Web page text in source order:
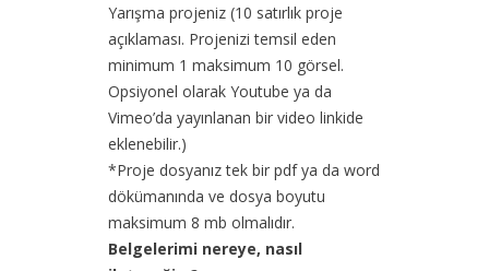
Yarışma projeniz (10 satırlık proje
açıklaması. Projenizi temsil eden
minimum 1 maksimum 10 görsel.
Opsiyonel olarak Youtube ya da
Vimeo’da yayınlanan bir video linkide
eklenebilir.)
*Proje dosyanız tek bir pdf ya da word
dökümanında ve dosya boyutu
maksimum 8 mb olmalıdır.
Belgelerimi nereye, nasıl